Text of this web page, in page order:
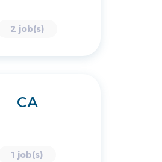
2 job(s)
CA
1 job(s)